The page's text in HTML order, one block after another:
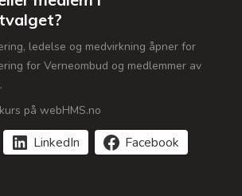
ledelse og medvirkning åpner for
for Verneombud og medlemmer av
på webHMS.no
LinkedIn Facebook